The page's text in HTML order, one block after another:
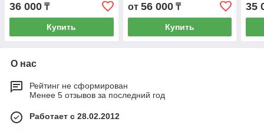
36 000 ₸
Купить
от 56 000₸
Купить
35
О нас
Рейтинг не сформирован
Менее 5 отзывов за последний год
Работает с 28.02.2012